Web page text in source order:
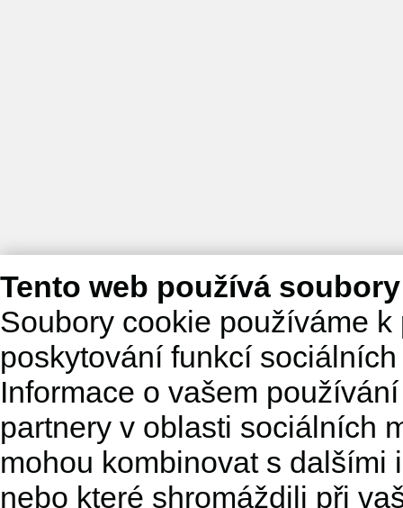
Tento web používá
Soubory cookie používáme
poskytování funkcí
Informace o vašem
partnery v oblasti sociálních
mohou kombinovat s dalšími
nebo které shromáždili při